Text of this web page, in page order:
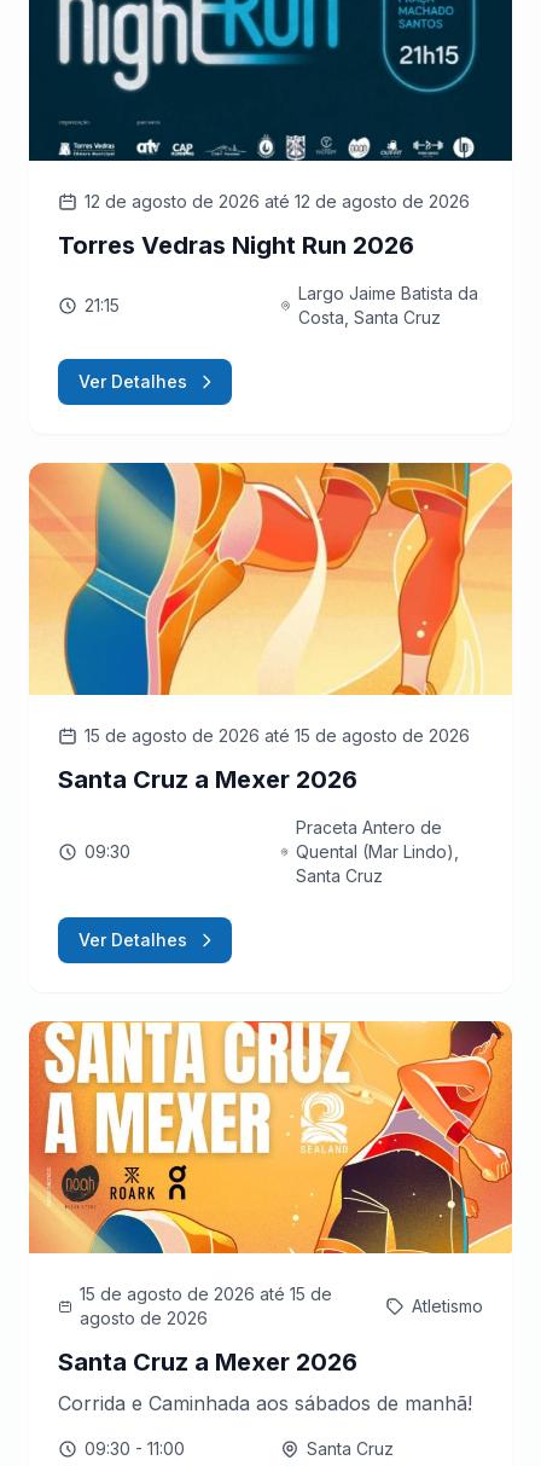
12 de agosto de 2026 até 12 de agosto de 2026
Torres Vedras Night Run 2026
21:15
Largo Jaime Batista da
Costa, Santa Cruz
Ver Detalhes
15 de agosto de 2026 até 15 de agosto de 2026
Santa Cruz a Mexer 2026
09:30
Praceta Antero de
Quental (Mar Lindo),
Santa Cruz
Ver Detalhes
15 de agosto de 2026 até 15 de
agosto de 2026
Atletismo
Santa Cruz a Mexer 2026
Corrida e Caminhada aos sábados de manhã!
09:30 - 11:00 Santa Cruz